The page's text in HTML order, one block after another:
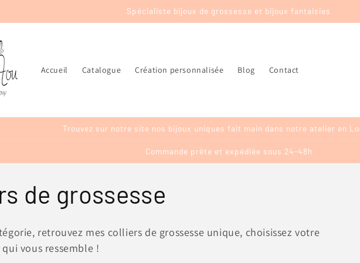
Spécialiste bijoux de grossesse et bijoux fantaisies
Accueil Catalogue Création personnalisée Blog Contact
Trouvez sur notre site nos bijoux uniques fait main dans notre atelier en
Commande prête et expédiée sous 24-48h
de grossesse
retrouvez mes colliers de grossesse unique, choisissez votre
vous ressemble !